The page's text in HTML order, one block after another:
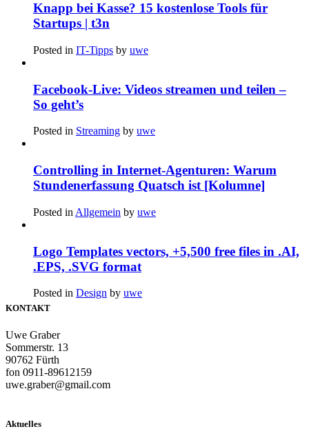
Knapp bei Kasse? 15 kostenlose Tools für
Startups | t3n
Posted in IT-Tipps by uwe
Facebook-Live: Videos streamen und teilen –
So geht’s
Posted in Streaming by uwe
Controlling in Internet-Agenturen: Warum
Stundenerfassung Quatsch ist [Kolumne]
Posted in Allgemein by uwe
Logo Templates vectors, +5,500 free files in .AI,
.EPS, .SVG format
Posted in Design by uwe
KONTAKT
Uwe Graber
Sommerstr. 13
90762 Fürth
fon 0911-89612159
uwe.graber@gmail.com
Aktuelles